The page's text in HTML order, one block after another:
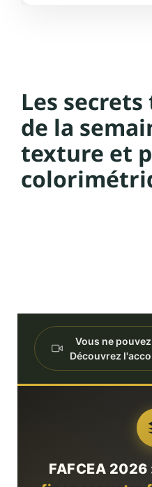
Les
de la
texture et
Vous ne
Découvrez
FAFCEA